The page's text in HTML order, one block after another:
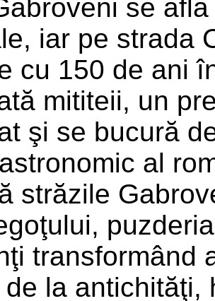
se
iar pe strada
cu 150 de ani
mititeii, un
şi se bucură
al
străzile
transformând
de la